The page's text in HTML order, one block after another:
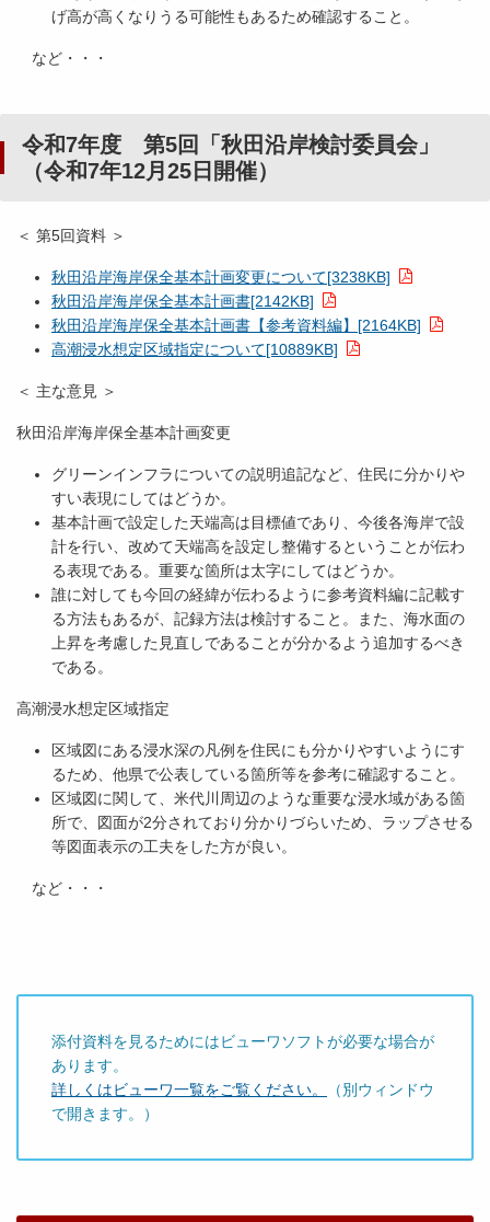
げ高が高くなりうる可能性もあるため確認すること。
など・・・
令和7年度 第5回「秋田沿岸検討委員会」
（令和7年12月25日開催）
＜ 第5回資料 ＞
秋田沿岸海岸保全基本計画変更について[3238KB]
秋田沿岸海岸保全基本計画書[2142KB]
秋田沿岸海岸保全基本計画書【参考資料編】[2164KB]
高潮浸水想定区域指定について[10889KB]
＜ 主な意見 ＞
秋田沿岸海岸保全基本計画変更
グリーンインフラについての説明追記など、住民に分かりや
すい表現にしてはどうか。
基本計画で設定した天端高は目標値であり、今後各海岸で設
計を行い、改めて天端高を設定し整備するということが伝わ
る表現である。重要な箇所は太字にしてはどうか。
誰に対しても今回の経緯が伝わるように参考資料編に記載す
る方法もあるが、記録方法は検討すること。また、海水面の
上昇を考慮した見直しであることが分かるよう追加するべき
である。
高潮浸水想定区域指定
区域図にある浸水深の凡例を住民にも分かりやすいようにす
るため、他県で公表している箇所等を参考に確認すること。
区域図に関して、米代川周辺のような重要な浸水域がある箇
所で、図面が2分されており分かりづらいため、ラップさせる
等図面表示の工夫をした方が良い。
など・・・
添付資料を見るためにはビューワソフトが必要な場合が
あります。
詳しくはビューワ一覧をご覧ください。
（別ウィンドウ
で開きます。）